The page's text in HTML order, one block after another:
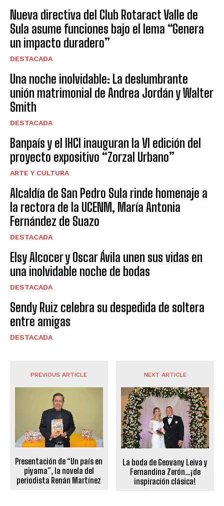
Nueva directiva del Club Rotaract Valle de
Sula asume funciones bajo el lema “Genera
un impacto duradero”
DESTACADA
Una noche inolvidable: La deslumbrante
unión matrimonial de Andrea Jordán y Walter
Smith
DESTACADA
Banpaís y el IHCI inauguran la VI edición del
proyecto expositivo “Zorzal Urbano”
ARTE Y CULTURA
Alcaldía de San Pedro Sula rinde homenaje a
la rectora de la UCENM, María Antonia
Fernández de Suazo
DESTACADA
Elsy Alcocer y Oscar Ávila unen sus vidas en
una inolvidable noche de bodas
DESTACADA
Sendy Ruiz celebra su despedida de soltera
entre amigas
DESTACADA
PREVIOUS ARTICLE
Presentación de “Un país en
piyama”, la novela del
periodista Renán Martínez
NEXT ARTICLE
La boda de Geovany Leiva y
Fernandina Zerón…¡de
inspiración clásica!